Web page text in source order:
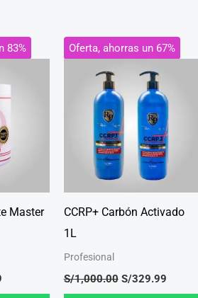
83%
Master
El
precio
es:
S/49.99.
Oferta, ahorras un 67%
CCRP+ Carbón Activado
1L
Profesional
S/1,000.00
El
precio
original
S/1,000.00.
S/329.99
El
precio
S/